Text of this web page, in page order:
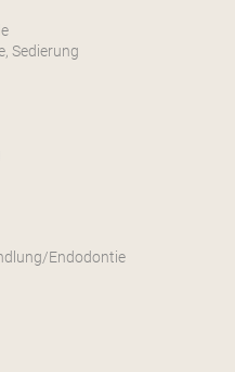
Sedierung
Endodontie